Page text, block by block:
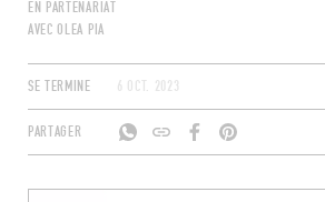
EN PARTENARIAT
AVEC OLEA PIA
SE TERMINE 6 OCT. 2023
PARTAGER